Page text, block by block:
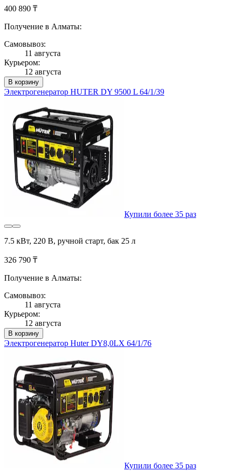
400 890 ₸
Получение в Алматы:
Самовывоз:
11 августа
Курьером:
12 августа
В корзину
Электрогенератор HUTER DY 9500 L 64/1/39
Купили более 35 раз
7.5 кВт, 220 В, ручной старт, бак 25 л
326 790 ₸
Получение в Алматы:
Самовывоз:
11 августа
Курьером:
12 августа
В корзину
Электрогенератор Huter DY8,0LX 64/1/76
Купили более 35 раз